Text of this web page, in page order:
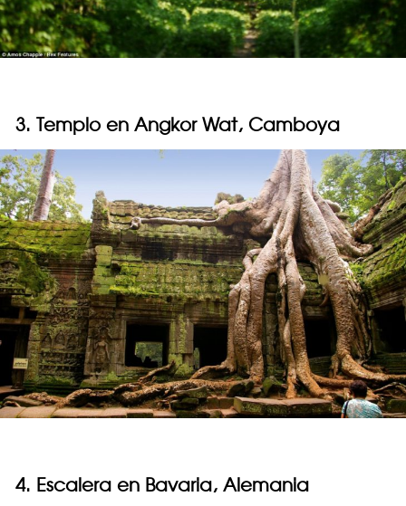
3. Templo en Angkor Wat, Camboya
4. Escalera en Bavaria, Alemania